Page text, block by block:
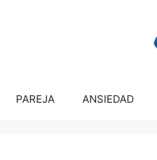
PAREJA ANSIEDAD